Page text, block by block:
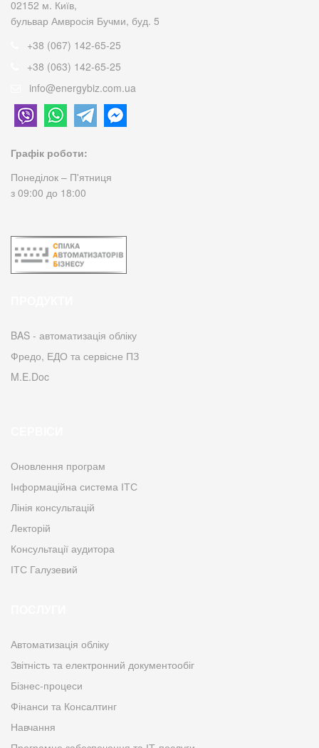
02152 м. Київ,
бульвар Амвросія Бучми, буд. 5
+38 (067) 142-65-25
+38 (063) 142-65-25
info@energybiz.com.ua
Графік роботи:
Понеділок – П'ятниця
з 09:00 до 18:00
BAS - автоматизація обліку
Фредо, ЕДО та сервісне ПЗ
M.E.Doc
Оновлення програм
Інформаційна система ІТС
Лінія консультацій
Лекторій
Консультації аудитора
ІТС Галузевий
Автоматизація обліку
Звітність та електронний документообіг
Бізнес-процеси
Фінанси та Консалтинг
Навчання